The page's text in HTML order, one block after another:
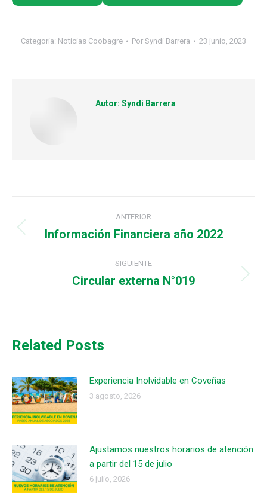
Categoría: Noticias Coobagre Por Syndi Barrera 23 junio, 2023
Autor: Syndi Barrera
Navegación
entre
publicaciones
ANTERIOR
Publicación
Información Financiera año 2022
SIGUIENTE
Publicación
Circular externa N°019
Related Posts
Experiencia Inolvidable en Coveñas
3 agosto, 2026
Ajustamos nuestros horarios de atención
a partir del 15 de julio
6 julio, 2026